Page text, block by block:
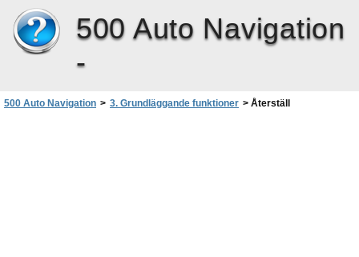
500 Auto Navigation
-
500 Auto Navigation > 3. Grundläggande funktioner > Återställ